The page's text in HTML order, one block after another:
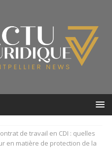
de travail en CDI : quelles
en matière de protection de la